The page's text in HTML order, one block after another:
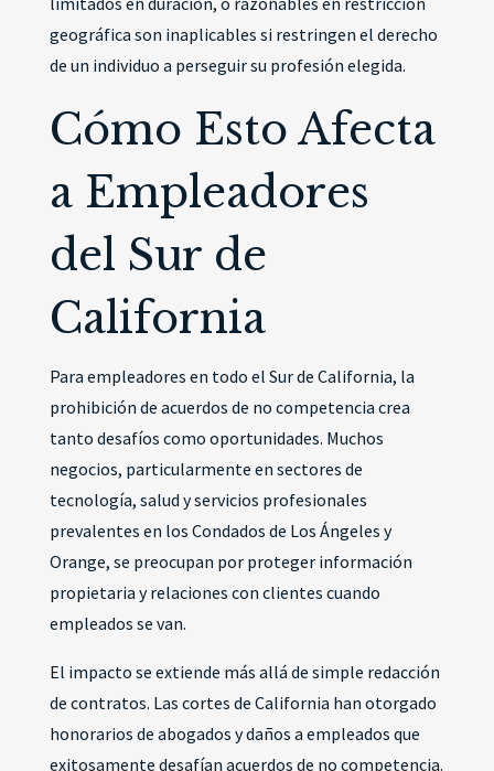
geográfica son inaplicables si restringen el derecho
de un individuo a perseguir su profesión elegida.
Cómo Esto Afecta
a Empleadores
del Sur de
California
Para empleadores en todo el Sur de California, la
prohibición de acuerdos de no competencia crea
tanto desafíos como oportunidades. Muchos
negocios, particularmente en sectores de
tecnología, salud y servicios profesionales
prevalentes en los Condados de Los Ángeles y
Orange, se preocupan por proteger información
propietaria y relaciones con clientes cuando
empleados se van.
El impacto se extiende más allá de simple redacción
de contratos. Las cortes de California han otorgado
honorarios de abogados y daños a empleados que
exitosamente desafían acuerdos de no competencia.